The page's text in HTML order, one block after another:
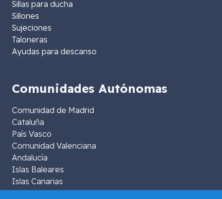
Sillas para ducha
Sillones
Sujeciones
Taloneras
Ayudas para descanso
Comunidades Autónomas
Comunidad de Madrid
Cataluña
País Vasco
Comunidad Valenciana
Andalucía
Islas Baleares
Islas Canarias
Extremadura